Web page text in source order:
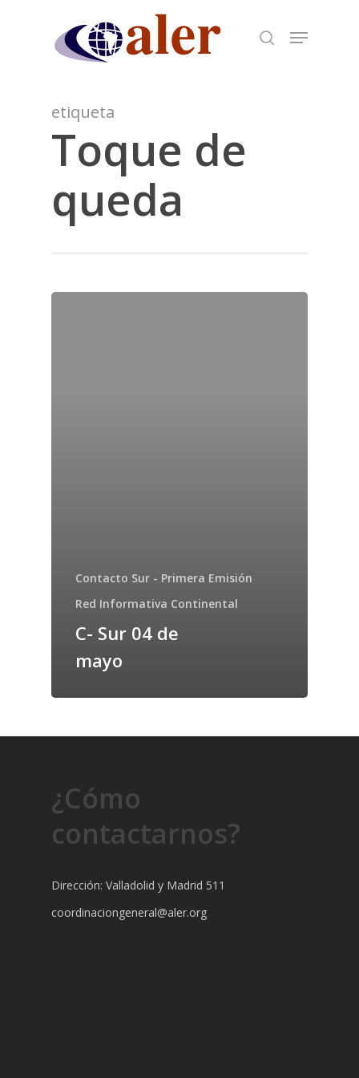
etiqueta
Toque de
queda
Contacto Sur - Primera Emisión
Red Informativa Continental
C- Sur 04 de
mayo
¿Cómo
contactarnos?
Dirección: Valladolid y Madrid 511
coordinaciongeneral@aler.org